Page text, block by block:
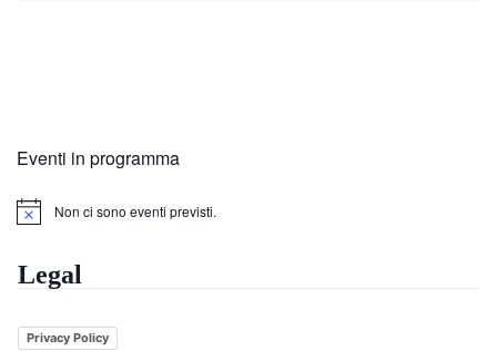
Eventi in programma
Non ci sono eventi previsti.
Legal
Privacy Policy